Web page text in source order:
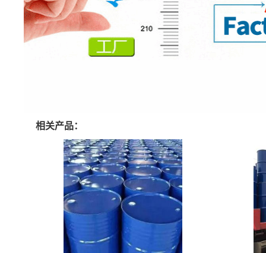
相关产品：